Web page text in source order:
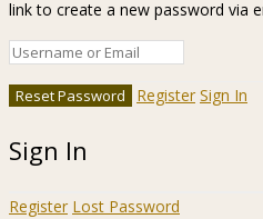
link to create a new password via
Register Sign In
Sign In
Register Lost Password